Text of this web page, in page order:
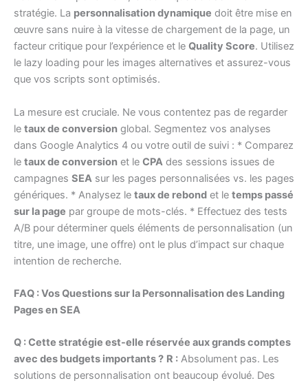
stratégie. La personnalisation dynamique doit être mise en
œuvre sans nuire à la vitesse de chargement de la page, un
facteur critique pour l’expérience et le Quality Score. Utilisez
le lazy loading pour les images alternatives et assurez-vous
que vos scripts sont optimisés.
La mesure est cruciale. Ne vous contentez pas de regarder
le taux de conversion global. Segmentez vos analyses
dans Google Analytics 4 ou votre outil de suivi : * Comparez
le taux de conversion et le CPA des sessions issues de
campagnes SEA sur les pages personnalisées vs. les pages
génériques. * Analysez le taux de rebond et le temps passé
sur la page par groupe de mots-clés. * Effectuez des tests
A/B pour déterminer quels éléments de personnalisation (un
titre, une image, une offre) ont le plus d’impact sur chaque
intention de recherche.
FAQ : Vos Questions sur la Personnalisation des Landing
Pages en SEA
Q : Cette stratégie est-elle réservée aux grands comptes
avec des budgets importants ? R : Absolument pas. Les
solutions de personnalisation ont beaucoup évolué. Des